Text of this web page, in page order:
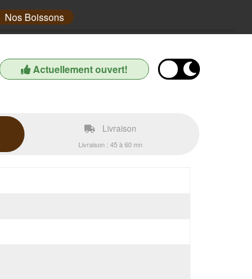
Nos Boissons
Actuellement ouvert!
Livraison
Livraison : 45 à 60 mn